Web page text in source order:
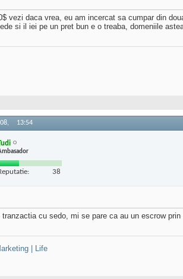
vezi daca vrea, eu am incercat sa cumpar din
si il iei pe un pret bun e o treaba, domeniile
13:54
38
cu sedo, mi se pare ca au un escrow
| Life